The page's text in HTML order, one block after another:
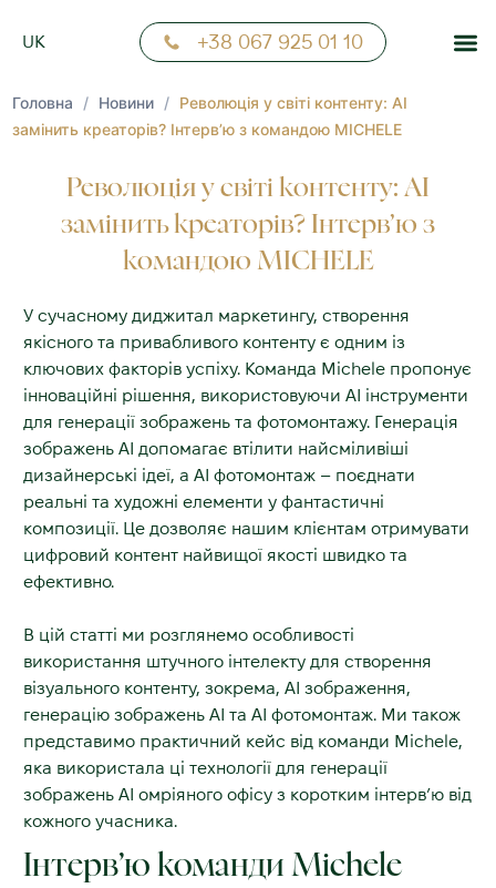
UK
NN
+38 067 925 01 10
Головна / Новини / Революція у світі контенту: AI
замінить креаторів? Інтерв’ю з командою MICHELE
Революція у світі контенту: AI
замінить креаторів? Інтерв’ю з
командою MICHELE
У сучасному диджитал маркетингу, створення
якісного та привабливого контенту є одним із
ключових факторів успіху. Команда Michele пропонує
інноваційні рішення, використовуючи АІ інструменти
для генерації зображень та фотомонтажу. Генерація
зображень АІ допомагає втілити найсміливіші
дизайнерські ідеї, а АІ фотомонтаж – поєднати
реальні та художні елементи у фантастичні
композиції. Це дозволяє нашим клієнтам отримувати
цифровий контент найвищої якості швидко та
ефективно.
В цій статті ми розглянемо особливості
використання штучного інтелекту для створення
візуального контенту, зокрема, АІ зображення,
генерацію зображень АІ та АІ фотомонтаж. Ми також
представимо практичний кейс від команди Michele,
яка використала ці технології для генерації
зображень АІ омріяного офісу з коротким інтерв’ю від
кожного учасника.
Інтерв’ю команди Michele